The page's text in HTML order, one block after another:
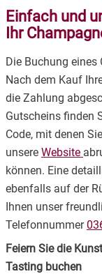
Einfach und
Ihr
Die Buchung
Nach dem Kauf
die Zahlung
Gutscheins finden
Code, mit denen
unsere Website
können. Eine
ebenfalls auf der
Ihnen unser
Telefonnummer
Feiern Sie die
Tasting buchen